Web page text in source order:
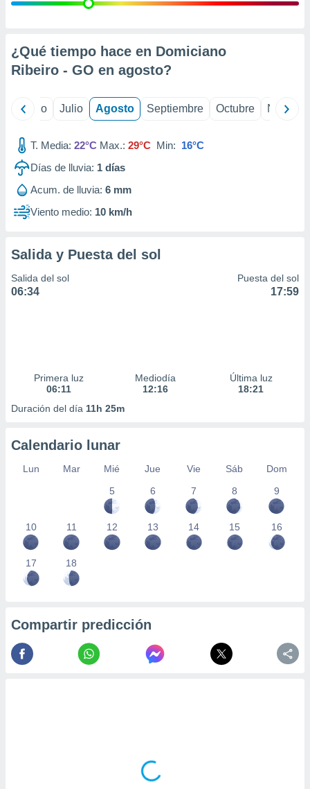
e
mediante
publicidad
de
1199
¿Qué tiempo hace en Domiciano
Ribeiro - GO en agosto?
Junio Julio Agosto Septiembre Octubre
T. Media: 22°C Max.: 29°C Min: 16°C
Días de lluvia: 1 días
Acum. de lluvia: 6 mm
Viento medio: 10 km/h
Salida y Puesta del sol
Salida del sol
06:34
Puesta del sol
17:59
Primera luz
06:11
Mediodía
12:16
Última luz
18:21
Duración del día 11h 25m
Calendario lunar
Lun Mar Mié Jue Vie Sáb
Dom
5
6 7 8 9
10 11 12 13 14 15 16
17 18
Compartir predicción